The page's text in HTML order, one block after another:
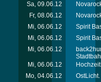
Sa, 09.06.12
Fr, 08.06.12
Mi, 06.06.12
Spirit
Mi, 06.06.12
Spirit
Mi, 06.06.12
Mi, 06.06.12
Mo, 04.06.12